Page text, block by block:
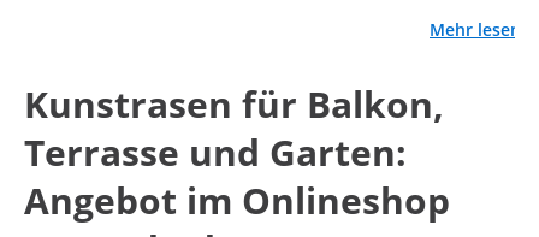
Mehr lesen
Kunstrasen für Balkon,
Terrasse und Garten:
Angebot im Onlineshop